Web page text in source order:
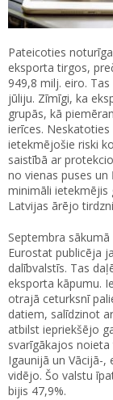
Pateicoties
eksporta tirgos,
949,8 milj. eiro.
jūliju. Zīmīgi, ka
grupās, kā
ierīces.
ietekmējošie riski
saistībā ar
no vienas puses un
minimāli ietekmējis
Latvijas ārējo
Septembra
Eurostat publicēja
dalībvalstīs. Tas
eksporta kāpumu.
otrajā ceturksnī
datiem, salīdzinot
atbilst iepriekšējo
svarīgākajos
Igaunijā un Vācijā-,
vidējo. Šo valstu
bijis 47,9%.